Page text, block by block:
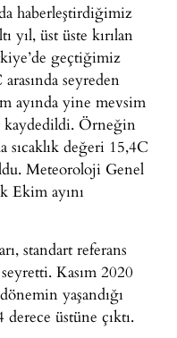
haberleştirdiğimiz
yıl, üst üste kırılan
geçtiğimiz
seyreden
ayında yine mevsim
Örneğin
sıcaklık değeri 15,4C
Meteoroloji Genel
Ekim ayını
standart referans
Kasım 2020
yaşandığı
derece üstüne çıktı.